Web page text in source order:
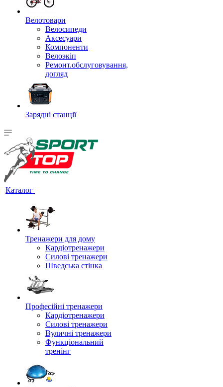
Велотовари
Велосипеди
Аксесуари
Компоненти
Велоэкіп
Ремонт.обслуговування,
догляд
Зарядні станції
Каталог
Тренажери для дому
Кардіотренажери
Силові тренажери
Шведська стінка
Професійні тренажери
Кардіотренажери
Силові тренажери
Вуличні тренажери
Функціональний
тренінг